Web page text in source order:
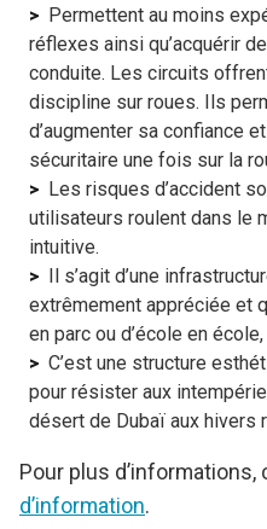
Permettent au moins
réflexes ainsi qu’acquérir
conduite. Les circuits
discipline sur roues. Ils
d’augmenter sa confiance
sécuritaire une fois sur la
Les risques d’accident
utilisateurs roulent dans le
intuitive.
Il s’agit d’une
extrêmement appréciée et
en parc ou d’école en
C’est une structure
pour résister aux
désert de Dubaï aux hivers
Pour plus
d’information.